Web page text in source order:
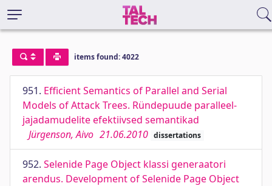
items found: 4022
951. Efficient Semantics of Parallel and Serial
Models of Attack Trees. Ründepuude paralleel-
jajadamudelite efektiivsed semantikad
Jürgenson, Aivo 21.06.2010 dissertations
952. Selenide Page Object klassi generaatori
arendus. Development of Selenide Page Object